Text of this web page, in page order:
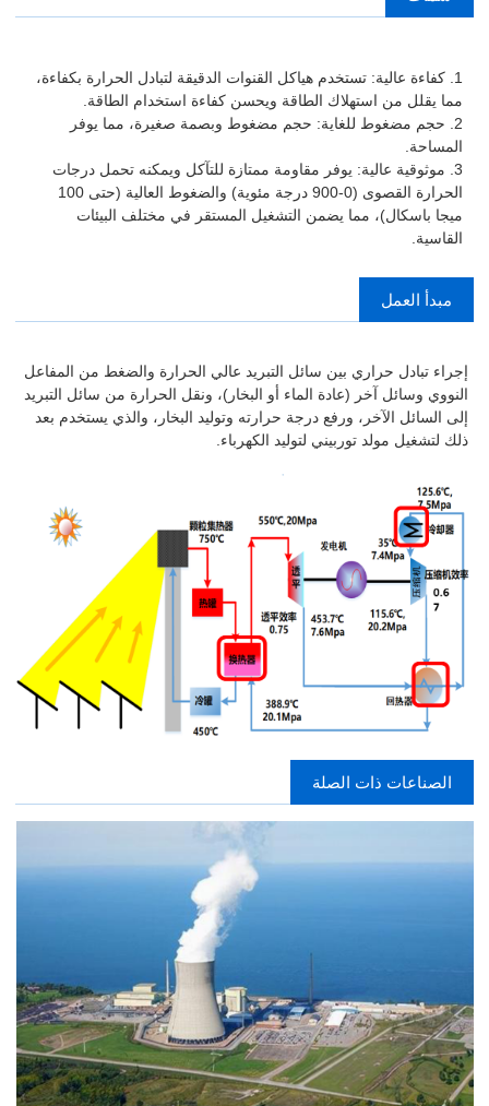
1. كفاءة عالية: تستخدم هياكل القنوات الدقيقة لتبادل الحرارة بكفاءة،
مما يقلل من استهلاك الطاقة ويحسن كفاءة استخدام الطاقة.
2. حجم مضغوط للغاية: حجم مضغوط وبصمة صغيرة، مما يوفر
المساحة.
3. موثوقية عالية: يوفر مقاومة ممتازة للتآكل ويمكنه تحمل درجات
الحرارة القصوى (0-900 درجة مئوية) والضغوط العالية (حتى 100
ميجا باسكال)، مما يضمن التشغيل المستقر في مختلف البيئات
القاسية.
مبدأ العمل
إجراء تبادل حراري بين سائل التبريد عالي الحرارة والضغط من المفاعل
النووي وسائل آخر (عادة الماء أو البخار)، ونقل الحرارة من سائل التبريد
إلى السائل الآخر، ورفع درجة حرارته وتوليد البخار، والذي يستخدم بعد
ذلك لتشغيل مولد توربيني لتوليد الكهرباء.
الصناعات ذات الصلة